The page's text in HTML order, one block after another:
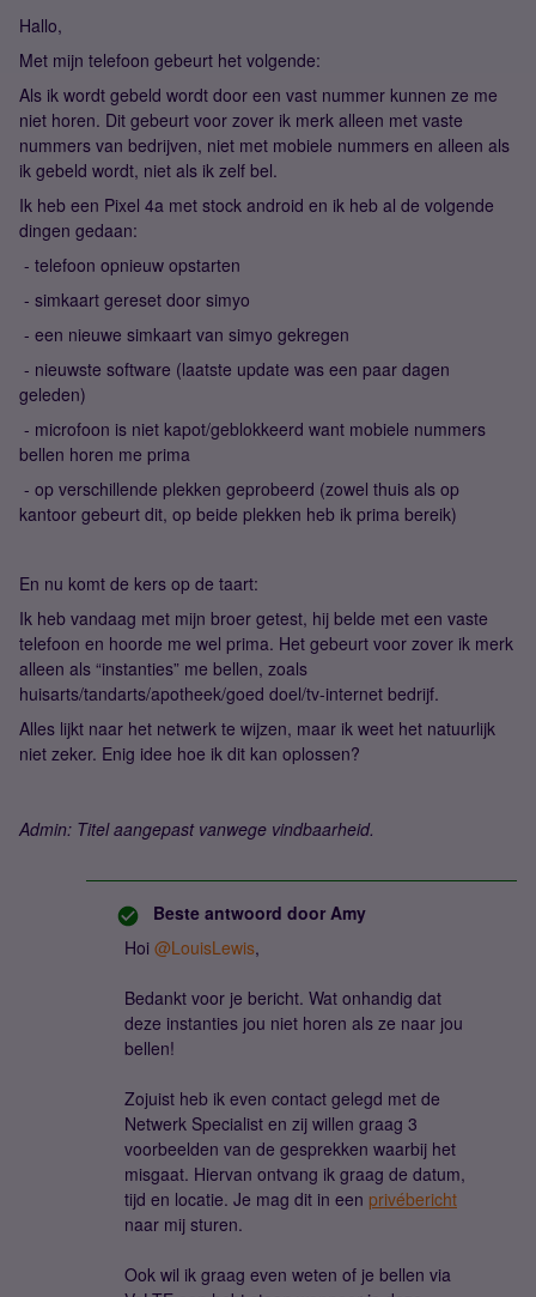
Hallo,
Met mijn telefoon gebeurt het volgende:
Als ik wordt gebeld wordt door een vast nummer kunnen ze me
niet horen. Dit gebeurt voor zover ik merk alleen met vaste
nummers van bedrijven, niet met mobiele nummers en alleen als
ik gebeld wordt, niet als ik zelf bel.
Ik heb een Pixel 4a met stock android en ik heb al de volgende
dingen gedaan:
- telefoon opnieuw opstarten
- simkaart gereset door simyo
- een nieuwe simkaart van simyo gekregen
- nieuwste software (laatste update was een paar dagen
geleden)
- microfoon is niet kapot/geblokkeerd want mobiele nummers
bellen horen me prima
- op verschillende plekken geprobeerd (zowel thuis als op
kantoor gebeurt dit, op beide plekken heb ik prima bereik)
En nu komt de kers op de taart:
Ik heb vandaag met mijn broer getest, hij belde met een vaste
telefoon en hoorde me wel prima. Het gebeurt voor zover ik merk
alleen als “instanties” me bellen, zoals
huisarts/tandarts/apotheek/goed doel/tv-internet bedrijf.
Alles lijkt naar het netwerk te wijzen, maar ik weet het natuurlijk
niet zeker. Enig idee hoe ik dit kan oplossen?
Admin: Titel aangepast vanwege vindbaarheid.
Beste antwoord door Amy
Hoi @LouisLewis,
Bedankt voor je bericht. Wat onhandig dat
deze instanties jou niet horen als ze naar jou
bellen!
Zojuist heb ik even contact gelegd met de
Netwerk Specialist en zij willen graag 3
voorbeelden van de gesprekken waarbij het
misgaat. Hiervan ontvang ik graag de datum,
tijd en locatie. Je mag dit in een privébericht
naar mij sturen.
Ook wil ik graag even weten of je bellen via